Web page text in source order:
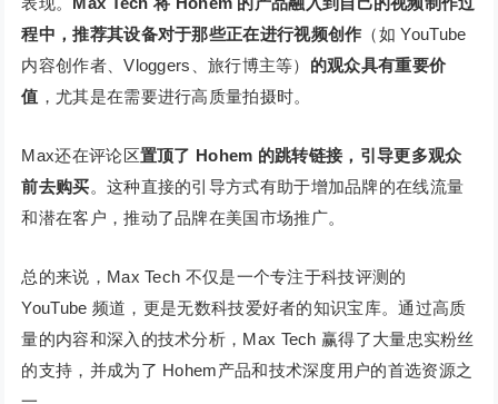
程中，推荐其设备对于那些正在进行视频创作 （如 YouTube
内容创作者、Vloggers、旅行博主等） 的观众具有重要价
值 ，尤其是在需要进行高质量拍摄时。
Max还在评论区置顶了 Hohem 的跳转链接，引导更多观众
前去购买。这种直接的引导方式有助于增加品牌的在线流量
和潜在客户，推动了品牌在美国市场推广。
总的来说，Max Tech 不仅是一个专注于科技评测的
YouTube 频道，更是无数科技爱好者的知识宝库。通过高质
量的内容和深入的技术分析，Max Tech 赢得了大量忠实粉丝
的支持，并成为了 Hohem产品和技术深度用户的首选资源之